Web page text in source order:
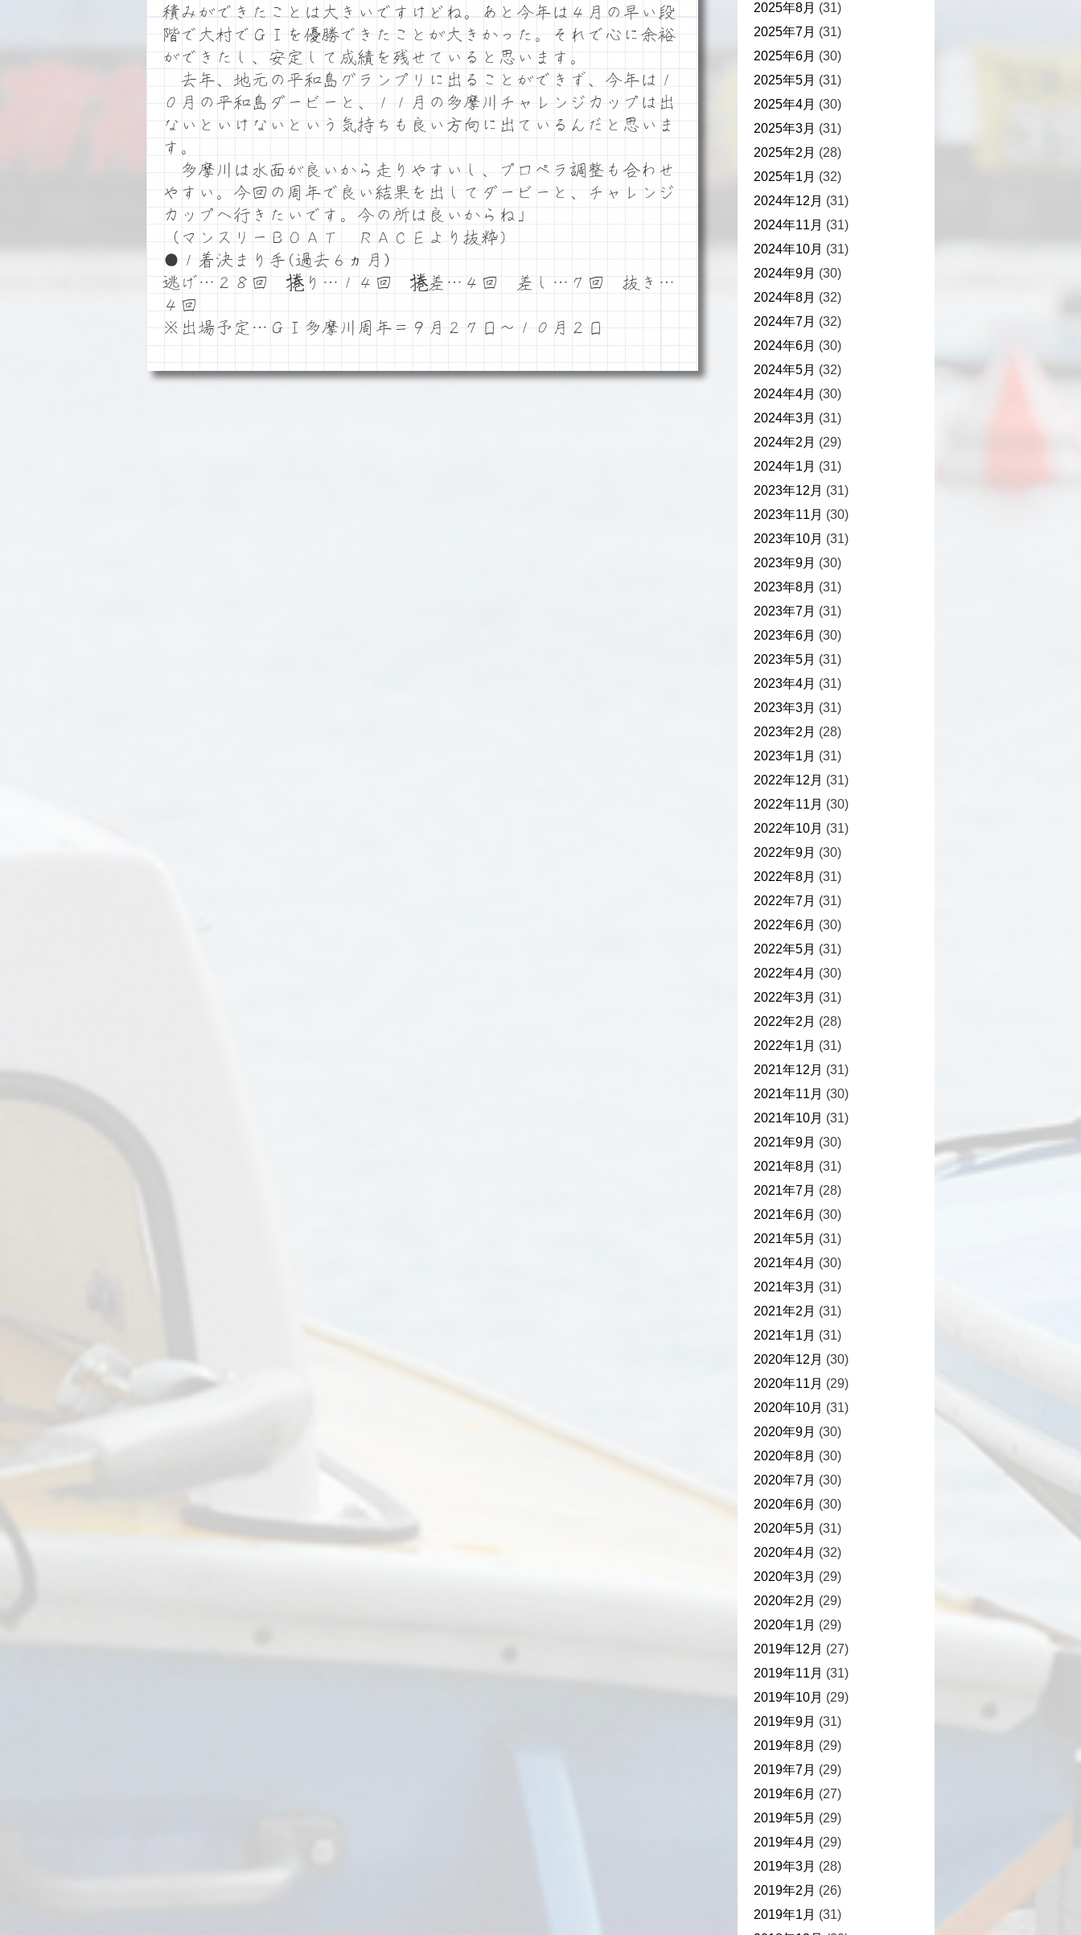
積みができたことは大きいですけどね。あと今年は４月の早い段
階で大村でＧⅠを優勝できたことが大きかった。それで心に余裕
ができたし、安定して成績を残せていると思います。
去年、地元の平和島グランプリに出ることができず、今年は１
０月の平和島ダービーと、１１月の多摩川チャレンジカップは出
ないといけないという気持ちも良い方向に出ているんだと思いま
す。
多摩川は水面が良いから走りやすいし、プロペラ調整も合わせ
やすい。今回の周年で良い結果を出してダービーと、チャレンジ
カップへ行きたいです。今の所は良いからね」
（マンスリーＢＯＡＴ ＲＡＣＥより抜粋）
●１着決まり手(過去６ヵ月)
逃げ…２８回 捲り…１４回 捲差…４回 差し…７回 抜き…
４回
※出場予定…ＧⅠ多摩川周年＝９月２７日～１０月２日
2025年8月 (31)
2025年7月 (31)
2025年6月 (30)
2025年5月 (31)
2025年4月 (30)
2025年3月 (31)
2025年2月 (28)
2025年1月 (32)
2024年12月 (31)
2024年11月 (31)
2024年10月 (31)
2024年9月 (30)
2024年8月 (32)
2024年7月 (32)
2024年6月 (30)
2024年5月 (32)
2024年4月 (30)
2024年3月 (31)
2024年2月 (29)
2024年1月 (31)
2023年12月 (31)
2023年11月 (30)
2023年10月 (31)
2023年9月 (30)
2023年8月 (31)
2023年7月 (31)
2023年6月 (30)
2023年5月 (31)
2023年4月 (31)
2023年3月 (31)
2023年2月 (28)
2023年1月 (31)
2022年12月 (31)
2022年11月 (30)
2022年10月 (31)
2022年9月 (30)
2022年8月 (31)
2022年7月 (31)
2022年6月 (30)
2022年5月 (31)
2022年4月 (30)
2022年3月 (31)
2022年2月 (28)
2022年1月 (31)
2021年12月 (31)
2021年11月 (30)
2021年10月 (31)
2021年9月 (30)
2021年8月 (31)
2021年7月 (28)
2021年6月 (30)
2021年5月 (31)
2021年4月 (30)
2021年3月 (31)
2021年2月 (31)
2021年1月 (31)
2020年12月 (30)
2020年11月 (29)
2020年10月 (31)
2020年9月 (30)
2020年8月 (30)
2020年7月 (30)
2020年6月 (30)
2020年5月 (31)
2020年4月 (32)
2020年3月 (29)
2020年2月 (29)
2020年1月 (29)
2019年12月 (27)
2019年11月 (31)
2019年10月 (29)
2019年9月 (31)
2019年8月 (29)
2019年7月 (29)
2019年6月 (27)
2019年5月 (29)
2019年4月 (29)
2019年3月 (28)
2019年2月 (26)
2019年1月 (31)